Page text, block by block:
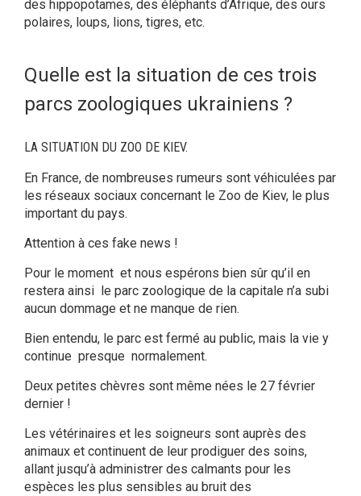
des hippopotames, des éléphants d’Afrique, des ours
polaires, loups, lions, tigres, etc.
Quelle est la situation de ces trois
parcs zoologiques ukrainiens ?
LA SITUATION DU ZOO DE KIEV.
En France, de nombreuses rumeurs sont véhiculées par
les réseaux sociaux concernant le Zoo de Kiev, le plus
important du pays.
Attention à ces fake news !
Pour le moment et nous espérons bien sûr qu’il en
restera ainsi le parc zoologique de la capitale n’a subi
aucun dommage et ne manque de rien.
Bien entendu, le parc est fermé au public, mais la vie y
continue presque normalement.
Deux petites chèvres sont même nées le 27 février
dernier !
Les vétérinaires et les soigneurs sont auprès des
animaux et continuent de leur prodiguer des soins,
allant jusqu’à administrer des calmants pour les
espèces les plus sensibles au bruit des